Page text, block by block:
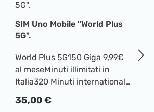
SIM Uno Mobile "World Plus
5G".
World Plus 5G150 Giga 9,99€
al meseMinuti illimitati in
Italia320 Minuti internationali
Installatione 35€
Prezzo normale:
35,00 €